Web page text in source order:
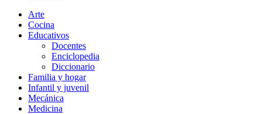
Arte
Cocina
Educativos
Docentes
Enciclopedia
Diccionario
Familia y hogar
Infantil y juvenil
Mecánica
Medicina